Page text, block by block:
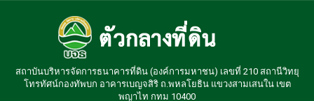
สถาบันบริหารจัดการธนาคารที่ดิน (องค์การมหาชน) เลขที่ 210 สถานีวิทยุ
โทรทัศน์กองทัพบก อาคารเบญจสิริ ถ.พหลโยธิน แขวงสามเสนใน เขต
พญาไท กทม 10400